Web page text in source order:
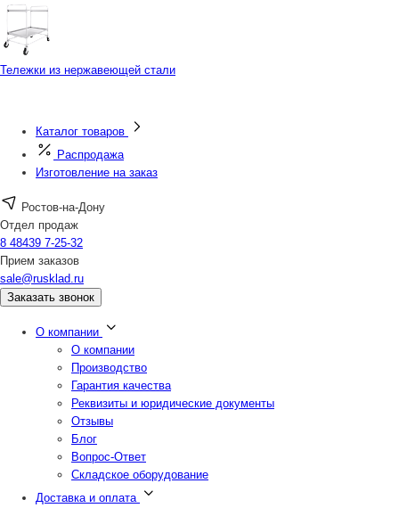
Тележки из нержавеющей стали
Каталог товаров
Распродажа
Изготовление на заказ
Ростов-на-Дону
Отдел продаж
8 48439 7-25-32
Прием заказов
sale@rusklad.ru
Заказать звонок
О компании
О компании
Производство
Гарантия качества
Реквизиты и юридические документы
Отзывы
Блог
Вопрос-Ответ
Складское оборудование
Доставка и оплата